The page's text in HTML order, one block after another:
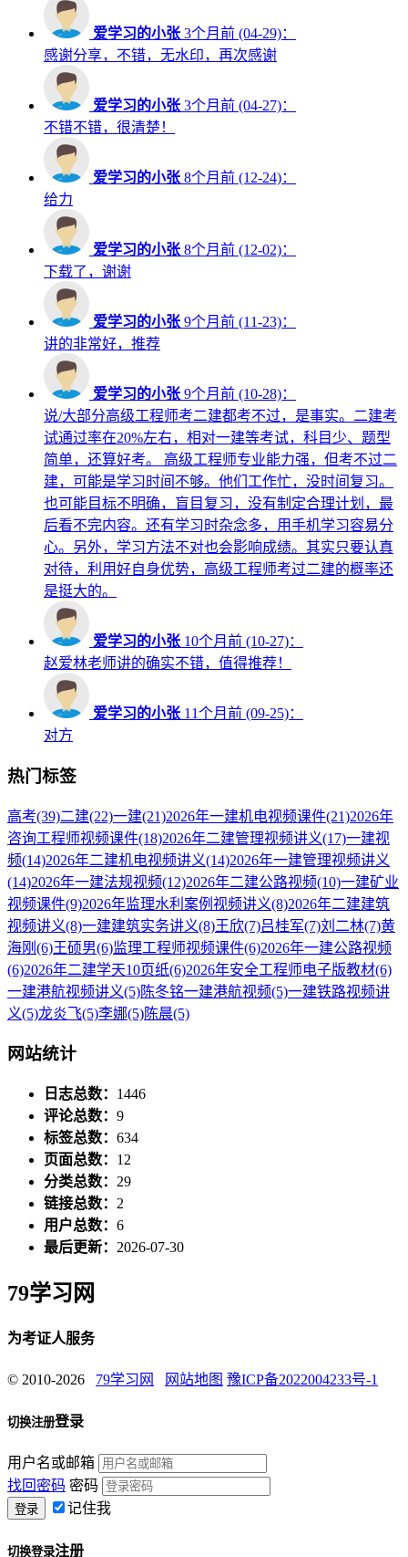
爱学习的小张 3个月前 (04-29)：
感谢分享，不错，无水印，再次感谢
爱学习的小张 3个月前 (04-27)：
不错不错，很清楚！
爱学习的小张 8个月前 (12-24)：
给力
爱学习的小张 8个月前 (12-02)：
下载了，谢谢
爱学习的小张 9个月前 (11-23)：
讲的非常好，推荐
爱学习的小张 9个月前 (10-28)：
说/大部分高级工程师考二建都考不过，是事实。二建考
试通过率在20%左右，相对一建等考试，科目少、题型
简单，还算好考。 高级工程师专业能力强，但考不过二
建，可能是学习时间不够。他们工作忙，没时间复习。
也可能目标不明确，盲目复习，没有制定合理计划，最
后看不完内容。还有学习时杂念多，用手机学习容易分
心。另外，学习方法不对也会影响成绩。其实只要认真
对待，利用好自身优势，高级工程师考过二建的概率还
是挺大的。
爱学习的小张 10个月前 (10-27)：
赵爱林老师讲的确实不错，值得推荐！
爱学习的小张 11个月前 (09-25)：
对方
热门标签
高考(39)二建(22)一建(21)2026年一建机电视频课件(21)2026年
咨询工程师视频课件(18)2026年二建管理视频讲义(17)一建视
频(14)2026年二建机电视频讲义(14)2026年一建管理视频讲义
(14)2026年一建法规视频(12)2026年二建公路视频(10)一建矿业
视频课件(9)2026年监理水利案例视频讲义(8)2026年二建建筑
视频讲义(8)一建建筑实务讲义(8)王欣(7)吕桂军(7)刘二林(7)黄
海刚 (6)王硕男(6)监理工程师视频课件(6)2026年一建公路视频
(6)2026年二建学天10页纸(6)2026年安全工程师电子版教材(6)
一建港航视频讲义(5)陈冬铭一建港航视频(5)一建铁路视频讲
义(5)龙炎飞(5)李娜(5)陈晨(5)
网站统计
日志总数： 1446
评论总数： 9
标签总数： 634
页面总数： 12
分类总数： 29
链接总数： 2
用户总数： 6
最后更新： 2026-07-30
79学习网
为考证人服务
© 2010-2026 79学习网 网站地图 豫ICP备2022004233号-1
切换注册登录
用户名或邮箱
找回密码 密码
记住我
切换登录注册